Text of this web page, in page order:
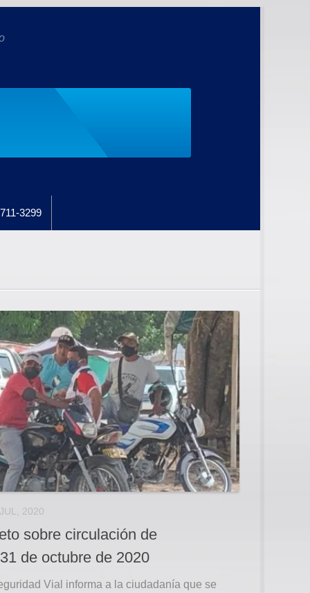
3299
2020
sobre circulación de
de octubre de 2020
Vial informa a la ciudadanía que se